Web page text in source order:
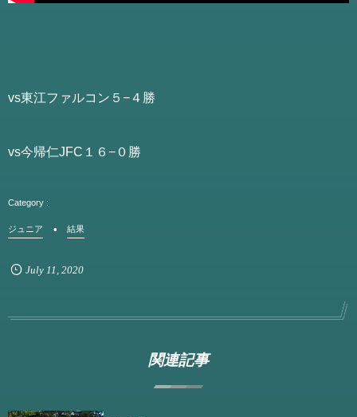
vs東江ファルコン５−４勝
vs今帰仁JFC１６−０勝
ジュニア 結果
July 11 , 2020
関連記事